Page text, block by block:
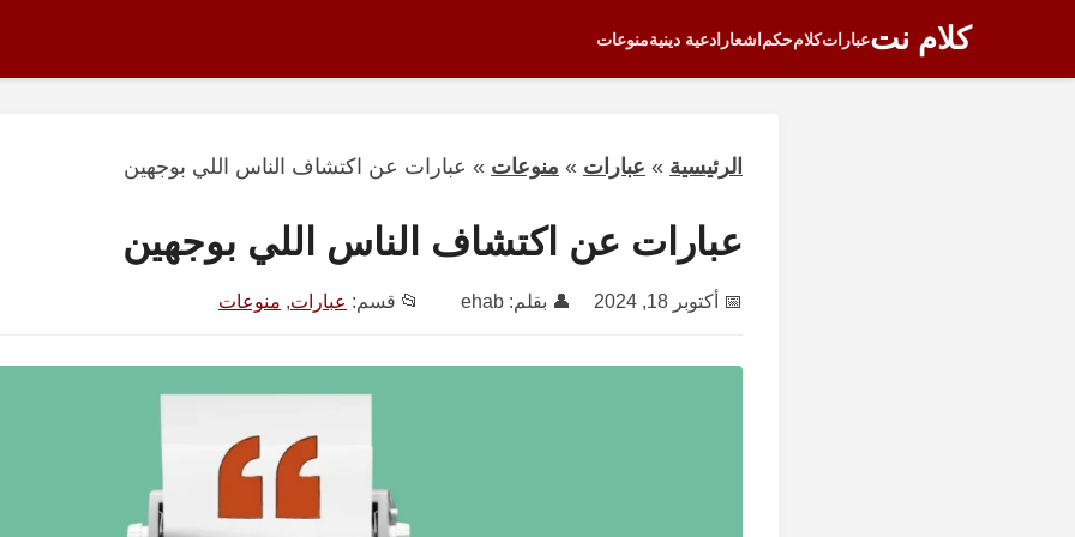
كلام نتعباراتكلامحكم اشعار ادعية دينيةمنوعات
الرئيسية » عبارات » منوعات » عبارات عن اكتشاف الناس اللي بوجهين
عبارات عن اكتشاف الناس اللي بوجهين
📅 أكتوبر 18, 2024 👤 بقلم: ehab 📂 قسم: عبارات, منوعات